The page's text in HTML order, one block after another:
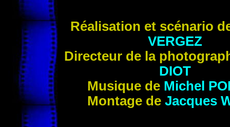
Réalisation et scénario
VERGEZ
Directeur de la
DIOT
Musique de Michel
Montage de Jacques